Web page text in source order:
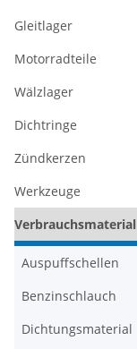
Gleitlager
Motorradteile
Wälzlager
Dichtringe
Zündkerzen
Werkzeuge
Verbrauchsmaterial
Auspuffschellen
Benzinschlauch
Dichtungsmaterial